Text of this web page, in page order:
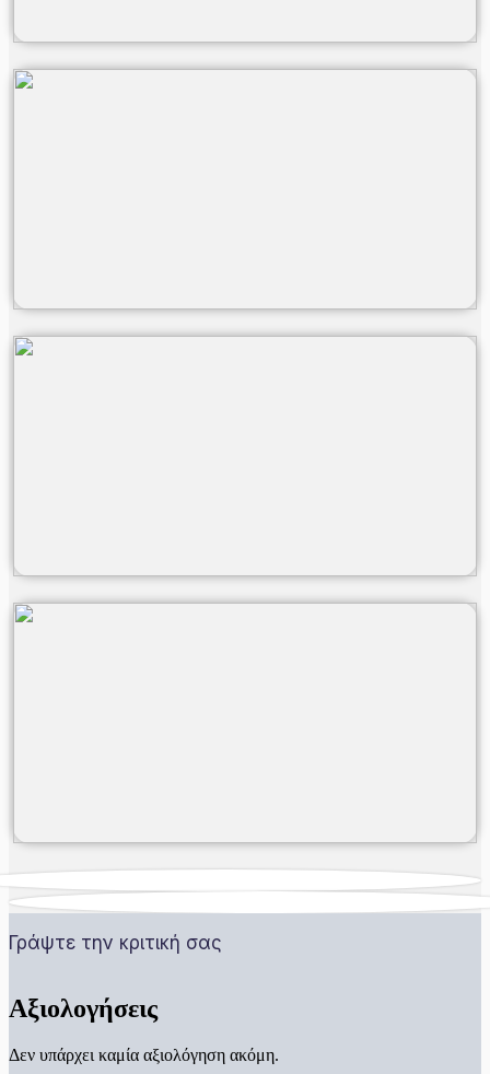
Γράψτε την κριτική σας
Αξιολογήσεις
Δεν υπάρχει καμία αξιολόγηση ακόμη.